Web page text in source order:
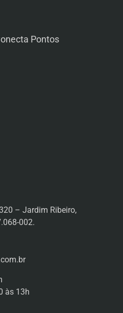
Pontos
– Jardim Ribeiro,
002.
às 13h